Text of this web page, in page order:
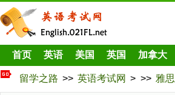
首页 英语 美国 英国 加拿大
留学之路 >> 英语考试网 > >> 雅思